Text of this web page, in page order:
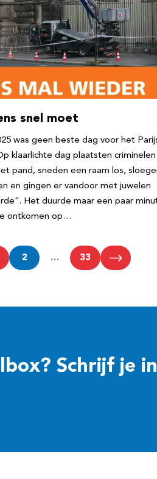
snel moet
was geen beste dag voor het
klaarlichte dag plaatsten criminelen
pand, sneden een raam los,
en gingen er vandoor met juwelen
Het duurde maar een paar
ontkomen op…
2 … 33
Schrijf je